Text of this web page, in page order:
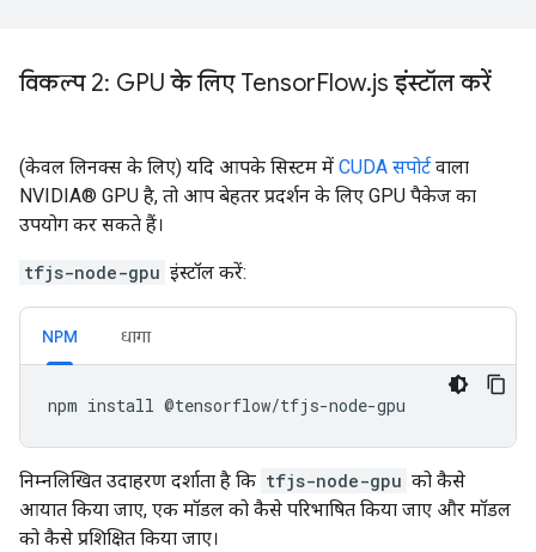
विकल्प 2: GPU के लिए TensorFlow.js इंस्टॉल करें
(केवल लिनक्स के लिए) यदि आपके सिस्टम में CUDA सपोर्ट वाला
NVIDIA® GPU है, तो आप बेहतर प्रदर्शन के लिए GPU पैकेज का
उपयोग कर सकते हैं।
tfjs-node-gpu इंस्टॉल करें:
NPM धागा
npm install @tensorflow/tfjs-node-gpu
निम्नलिखित उदाहरण दर्शाता है कि tfjs-node-gpu को कैसे
आयात किया जाए, एक मॉडल को कैसे परिभाषित किया जाए और मॉडल
को कैसे प्रशिक्षित किया जाए।